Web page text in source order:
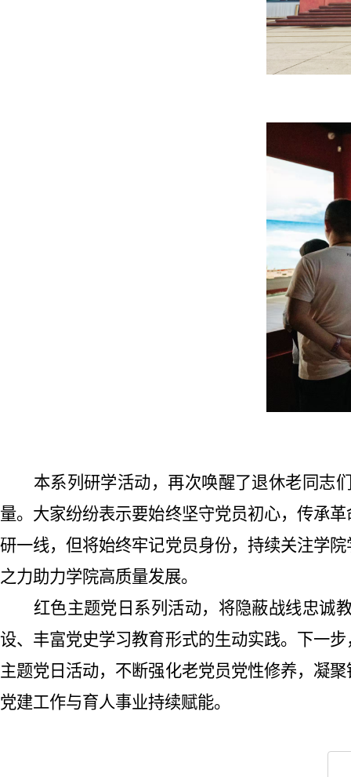
本系列 研学活动，再次唤醒了退休老同志
量。 大家纷纷表示要始终坚守党员初心，传承
研一线，但将始终牢记党员身份，持续关注学
之力助力学院高质量发展。
红色主题党日 系列 活动，将隐蔽战线忠诚
设、丰富党史学习教育形式的生动实践。下一
主题党日活动，不断强化老党员党性修养，凝
党建工作与育人事业持续赋能。